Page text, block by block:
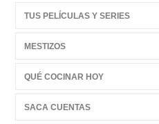
TUS PELÍCULAS Y SERIES
MESTIZOS
QUÉ COCINAR HOY
SACA CUENTAS